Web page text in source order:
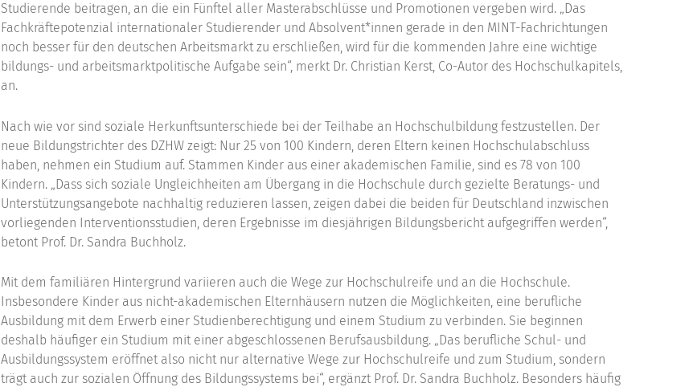
Studierende beitragen, an die ein Fünftel aller Masterabschlüsse und Promotionen vergeben wird. „Das
Fachkräftepotenzial internationaler Studierender und Absolvent*innen gerade in den MINT-Fachrichtungen
noch besser für den deutschen Arbeitsmarkt zu erschließen, wird für die kommenden Jahre eine wichtige
bildungs- und arbeitsmarktpolitische Aufgabe sein“, merkt Dr. Christian Kerst, Co-Autor des Hochschulkapitels,
an.
Nach wie vor sind soziale Herkunftsunterschiede bei der Teilhabe an Hochschulbildung festzustellen. Der
neue Bildungstrichter des DZHW zeigt: Nur 25 von 100 Kindern, deren Eltern keinen Hochschulabschluss
haben, nehmen ein Studium auf. Stammen Kinder aus einer akademischen Familie, sind es 78 von 100
Kindern. „Dass sich soziale Ungleichheiten am Übergang in die Hochschule durch gezielte Beratungs- und
Unterstützungsangebote nachhaltig reduzieren lassen, zeigen dabei die beiden für Deutschland inzwischen
vorliegenden Interventionsstudien, deren Ergebnisse im diesjährigen Bildungsbericht aufgegriffen werden“,
betont Prof. Dr. Sandra Buchholz.
Mit dem familiären Hintergrund variieren auch die Wege zur Hochschulreife und an die Hochschule.
Insbesondere Kinder aus nicht-akademischen Elternhäusern nutzen die Möglichkeiten, eine berufliche
Ausbildung mit dem Erwerb einer Studienberechtigung und einem Studium zu verbinden. Sie beginnen
deshalb häufiger ein Studium mit einer abgeschlossenen Berufsausbildung. „Das berufliche Schul- und
Ausbildungssystem eröffnet also nicht nur alternative Wege zur Hochschulreife und zum Studium, sondern
trägt auch zur sozialen Öffnung des Bildungssystems bei“, ergänzt Prof. Dr. Sandra Buchholz. Besonders häufig